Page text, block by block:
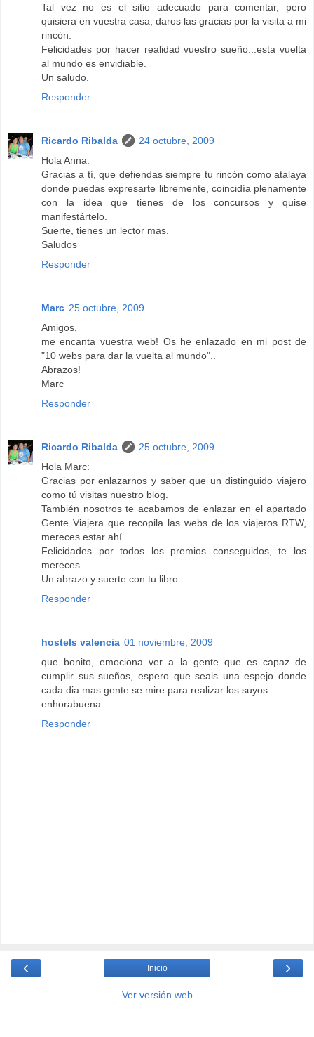
Tal vez no es el sitio adecuado para comentar, pero
quisiera en vuestra casa, daros las gracias por la visita a mi
rincón.
Felicidades por hacer realidad vuestro sueño...esta vuelta
al mundo es envidiable.
Un saludo.
Responder
Ricardo Ribalda
24 octubre, 2009
Hola Anna:
Gracias a tí, que defiendas siempre tu rincón como atalaya
donde puedas expresarte libremente, coincidía plenamente
con la idea que tienes de los concursos y quise
manifestártelo.
Suerte, tienes un lector mas.
Saludos
Responder
Marc 25 octubre, 2009
Amigos,
me encanta vuestra web! Os he enlazado en mi post de
"10 webs para dar la vuelta al mundo"..
Abrazos!
Marc
Responder
Ricardo Ribalda
25 octubre, 2009
Hola Marc:
Gracias por enlazarnos y saber que un distinguido viajero
como tú visitas nuestro blog.
También nosotros te acabamos de enlazar en el apartado
Gente Viajera que recopila las webs de los viajeros RTW,
mereces estar ahí.
Felicidades por todos los premios conseguidos, te los
mereces.
Un abrazo y suerte con tu libro
Responder
hostels valencia 01 noviembre, 2009
que bonito, emociona ver a la gente que es capaz de
cumplir sus sueños, espero que seais una espejo donde
cada dia mas gente se mire para realizar los suyos
enhorabuena
Responder
‹ ›
Inicio
Ver versión web